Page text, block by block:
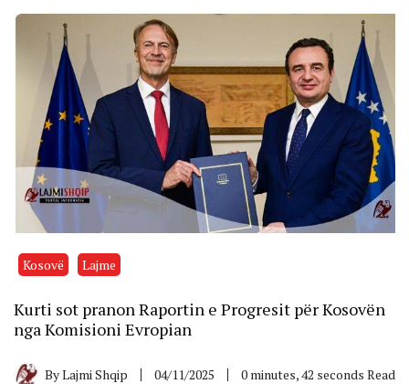
Kosovë Lajme
Kurti sot pranon Raportin e Progresit për Kosovën
nga Komisioni Evropian
ByLajmi Shqip 04/11/2025 0 minutes, 42 seconds Read